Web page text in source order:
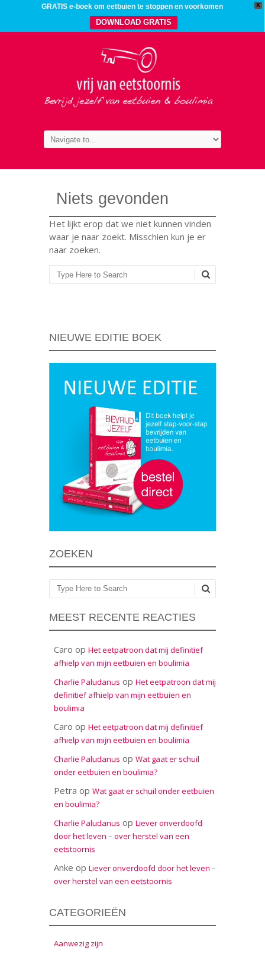
X
GRATIS e-boek om eetbuien te stoppen en voorkomen
DOWNLOAD GRATIS
Niets gevonden
Het lijkt erop dat we niet kunnen vinden
waar je naar zoekt. Misschien kun je er
naar zoeken.
Zoeken
NIEUWE EDITIE BOEK
ZOEKEN
Zoeken
MEEST RECENTE REACTIES
Caro op Het eetpatroon dat mij definitief
afhielp van mijn eetbuien en boulimia
Charlie Paludanus op Het eetpatroon dat mij
definitief afhielp van mijn eetbuien en
boulimia
Caro op Het eetpatroon dat mij definitief
afhielp van mijn eetbuien en boulimia
Charlie Paludanus op Wat gaat er schuil
onder eetbuien en boulimia?
Petra op Wat gaat er schuil onder eetbuien
en boulimia?
Charlie Paludanus op Liever onverdoofd
door het leven – over herstel van een
eetstoornis
Anke op Liever onverdoofd door het leven –
over herstel van een eetstoornis
CATEGORIEËN
Aanwezig zijn